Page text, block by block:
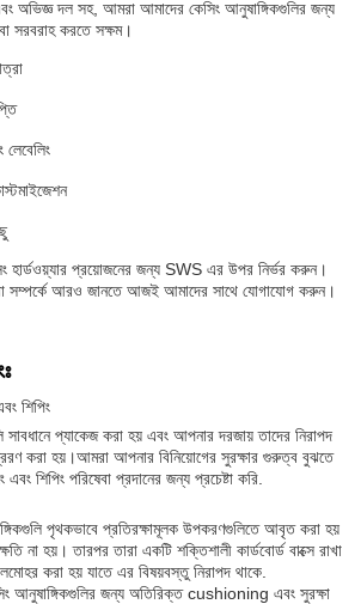
অভিজ্ঞ দল সহ, আমরা আমাদের কেসিং আনুষাঙ্গিকগুলির জন্য
সরবরাহ করতে সক্ষম।
হার্ডওয়্যার প্রয়োজনের জন্য SWS এর উপর নির্ভর করুন।
সম্পর্কে আরও জানতে আজই আমাদের সাথে যোগাযোগ করুন।
শিপিং
সাবধানে প্যাকেজ করা হয় এবং আপনার দরজায় তাদের নিরাপদ
করা হয়।আমরা আপনার বিনিয়োগের সুরক্ষার গুরুত্ব বুঝতে
শিপিং পরিষেবা প্রদানের জন্য প্রচেষ্টা করি.
পৃথকভাবে প্রতিরক্ষামূলক উপকরণগুলিতে আবৃত করা হয়
না হয়। তারপর তারা একটি শক্তিশালী কার্ডবোর্ড বাক্সে রাখা
করা হয় যাতে এর বিষয়বস্তু নিরাপদ থাকে.
আনুষাঙ্গিকগুলির জন্য অতিরিক্ত cushioning এবং সুরক্ষা